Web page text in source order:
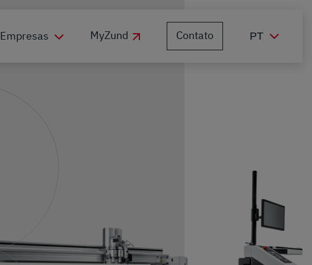
Empresas MyZund Contato